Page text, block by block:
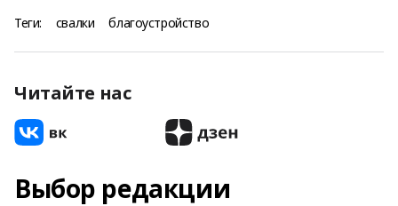
Теги: свалки благоустройство
Читайте нас
Выбор редакции